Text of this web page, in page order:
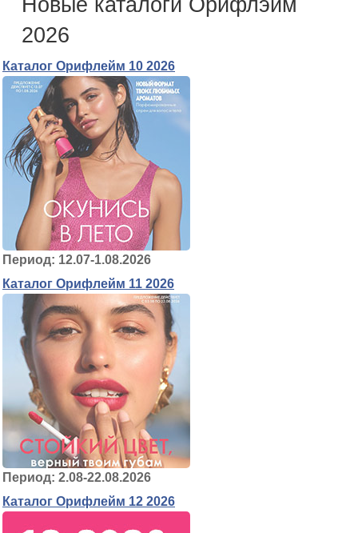
2026
Каталог Орифлейм 10 2026
Период: 12.07-1.08.2026
Каталог Орифлейм 11 2026
Период: 2.08-22.08.2026
Каталог Орифлейм 12 2026